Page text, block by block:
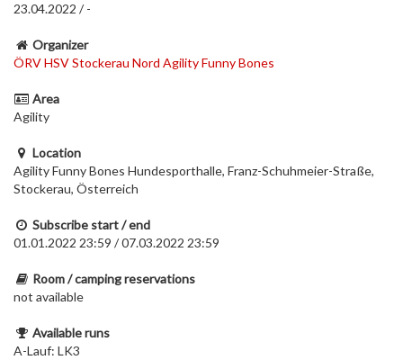
23.04.2022 / -
Organizer
ÖRV HSV Stockerau Nord Agility Funny Bones
Area
Agility
Location
Agility Funny Bones Hundesporthalle, Franz-Schuhmeier-Straße,
Stockerau, Österreich
Subscribe start / end
01.01.2022 23:59 / 07.03.2022 23:59
Room / camping reservations
not available
Available runs
A-Lauf: LK3